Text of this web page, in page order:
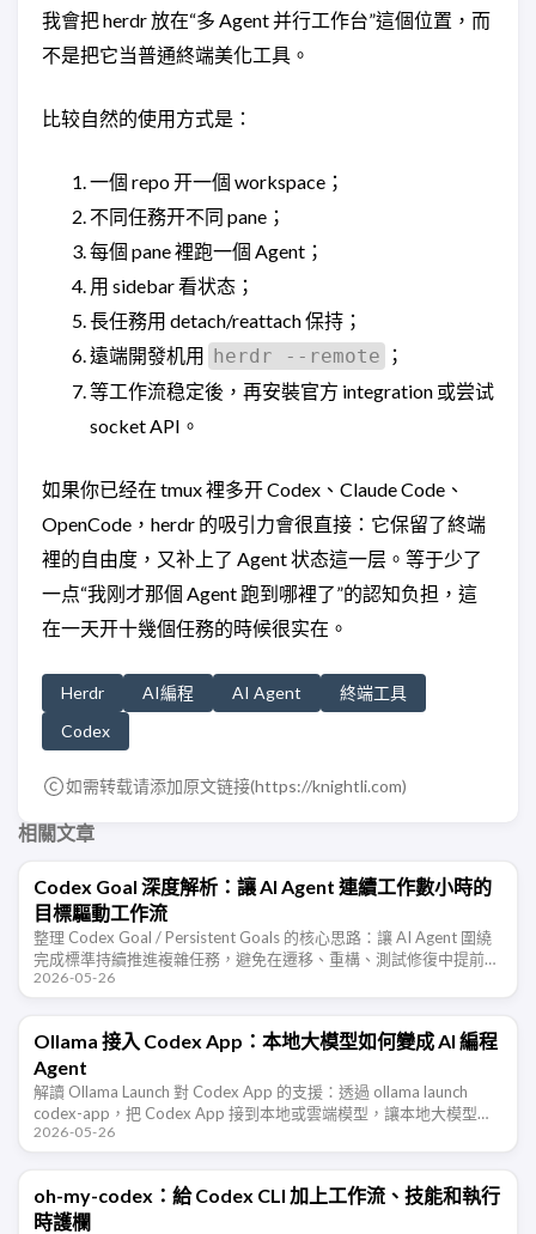
我會把 herdr 放在“多 Agent 并行工作台”這個位置，而
不是把它当普通終端美化工具。
比较自然的使用方式是：
一個 repo 开一個 workspace；
不同任務开不同 pane；
每個 pane 裡跑一個 Agent；
用 sidebar 看状态；
長任務用 detach/reattach 保持；
遠端開發机用 herdr --remote
；
等工作流稳定後，再安裝官方 integration 或尝试
socket API。
如果你已经在 tmux 裡多开 Codex、Claude Code、
OpenCode，herdr 的吸引力會很直接：它保留了終端
裡的自由度，又补上了 Agent 状态這一层。等于少了
一点“我刚才那個 Agent 跑到哪裡了”的認知负担，這
在一天开十幾個任務的時候很实在。
Herdr AI編程 AI Agent
終端工具
Codex
如需转载请添加原文链接(https://knightli.com)
相關文章
Codex Goal 深度解析：讓 AI Agent 連續工作數小時的
目標驅動工作流
整理 Codex Goal / Persistent Goals 的核心思路：讓 AI Agent 圍繞
完成標準持續推進複雜任務，避免在遷移、重構、測試修復中提前宣
布完成。
2026-05-26
Ollama 接入 Codex App：本地大模型如何變成 AI 編程
Agent
解讀 Ollama Launch 對 Codex App 的支援：透過 ollama launch
codex-app，把 Codex App 接到本地或雲端模型，讓本地大模型從
聊天工具進入 AI 編 …
2026-05-26
oh-my-codex：給 Codex CLI 加上工作流、技能和執行
時護欄